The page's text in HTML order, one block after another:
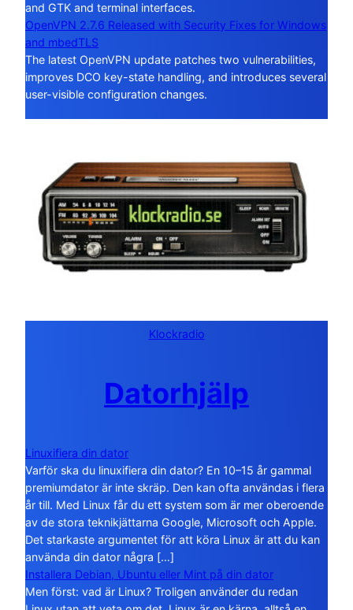
and GTK and terminal interfaces.
OpenVPN 2.7.6 Released with Security Fixes for Windows
and mbedTLS
The latest OpenVPN update patches two vulnerabilities,
improves DCO key-state handling, and introduces several
user-visible configuration changes.
Klockradio
Datorhjälp
Linuxifiera din dator
Varför ska du linuxifiera din dator? En 10–15 år gammal
premiumdator är inte skräp. Den kan ofta användas i flera
år till. Med Linux får du ett system som är mer oberoende
av de stora teknikjättarna Google, Microsoft och Apple.
Det starkaste argumentet för att köra Linux är att du kan
använda din dator några […]
Installera Debian, Ubuntu eller Mint på din dator
Men först: vad är Linux? Troligen använder du redan